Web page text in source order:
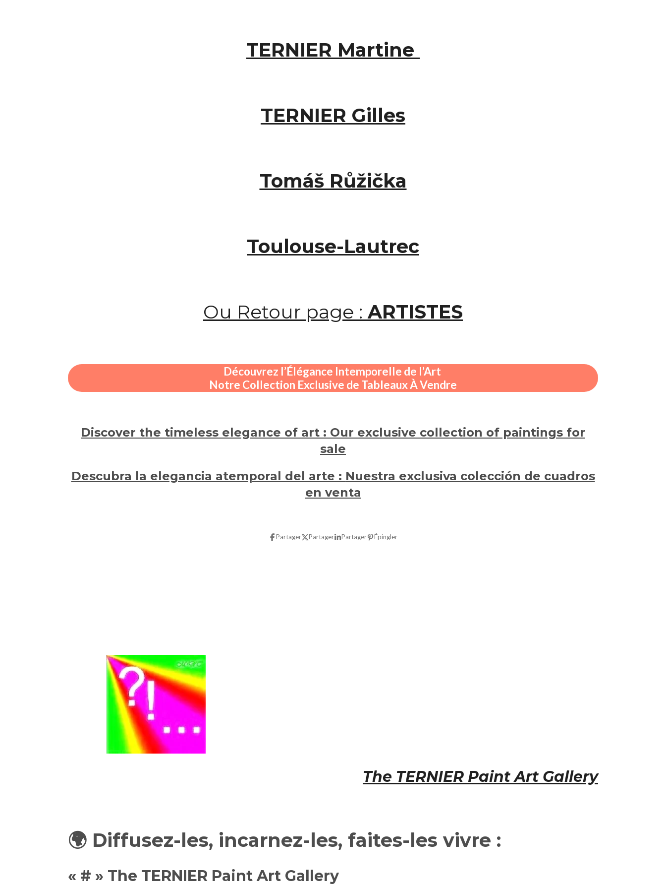
TERNIER Martine
TERNIER Gilles
Tomáš Růžička
Toulouse-Lautrec
Ou Retour page : ARTISTES
Découvrez l’Élégance Intemporelle de l’Art
Notre Collection Exclusive de Tableaux À Vendre
Discover the timeless elegance of art : Our exclusive collection of paintings for
sale
Descubra la elegancia atemporal del arte : Nuestra exclusiva colección de cuadros
en venta
Partager Partager Partager Épingler
The TERNIER Paint Art Gallery
🌍 Diffusez-les, incarnez-les, faites-les vivre :
« # » The TERNIER Paint Art Gallery